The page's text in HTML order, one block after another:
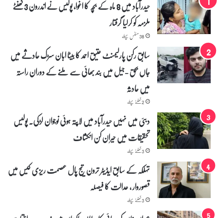
حیدرآباد میں 8 ماہ کے بچہ کا اغوا، پولیس نے اندرون 3 گھنٹے
ملزمہ کو کرلیا گرفتار
38 منٹس پہلے
سابق رکن پارلیمنٹ عتیق احمد کا بیٹا ابان سڑک حادثے میں
جاں بحق -جیل میں بند بھائی سے ملنے کے دوران راستہ
میں حادثہ
2 گھنٹے پہلے
دبئی میں نہیں حیدرآباد میں لاپتہ ہوئی نوجوان لڑکی۔ پولیس
تحقیقات میں حیران کن انکشاف
3 گھنٹے پہلے
تہلکہ کے سابق ایڈیٹر ترون تیج پال عصمت ریزی کیس میں
قصوروار ، عدالت کا فیصلہ
3 گھنٹے پہلے